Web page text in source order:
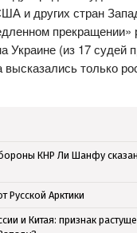
и других стран
прекращении»
Украине (из 17 судей
высказались только
КНР Ли Шанфу
Русской Арктики
и Китая: признак